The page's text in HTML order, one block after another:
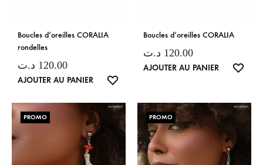
Boucles d’oreilles CORALIA
rondelles
120.00 د.ت
AJOUTER AU PANIER
SOUHAITS
Boucles d’oreilles CORALIA
120.00 د.ت
AJOUTER AU PANIER
PROMO PROMO